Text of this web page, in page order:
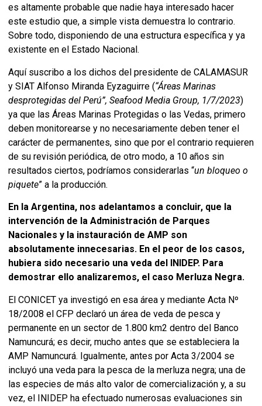
es altamente probable que nadie haya interesado hacer
este estudio que, a simple vista demuestra lo contrario.
Sobre todo, disponiendo de una estructura específica y ya
existente en el Estado Nacional.
Aquí suscribo a los dichos del presidente de CALAMASUR
y SIAT Alfonso Miranda Eyzaguirre (“Áreas Marinas
desprotegidas del Perú”, Seafood Media Group, 1/7/2023)
ya que las Áreas Marinas Protegidas o las Vedas, primero
deben monitorearse y no necesariamente deben tener el
carácter de permanentes, sino que por el contrario requieren
de su revisión periódica, de otro modo, a 10 años sin
resultados ciertos, podríamos considerarlas “un bloqueo o
piquete” a la producción.
En la Argentina, nos adelantamos a concluir, que la
intervención de la Administración de Parques
Nacionales y la instauración de AMP son
absolutamente innecesarias. En el peor de los casos,
hubiera sido necesario una veda del INIDEP. Para
demostrar ello analizaremos, el caso Merluza Negra.
El CONICET ya investigó en esa área y mediante Acta Nº
18/2008 el CFP declaró un área de veda de pesca y
permanente en un sector de 1.800 km2 dentro del Banco
Namuncurá; es decir, mucho antes que se estableciera la
AMP Namuncurá. Igualmente, antes por Acta 3/2004 se
incluyó una veda para la pesca de la merluza negra; una de
las especies de más alto valor de comercialización y, a su
vez, el INIDEP ha efectuado numerosas evaluaciones sin